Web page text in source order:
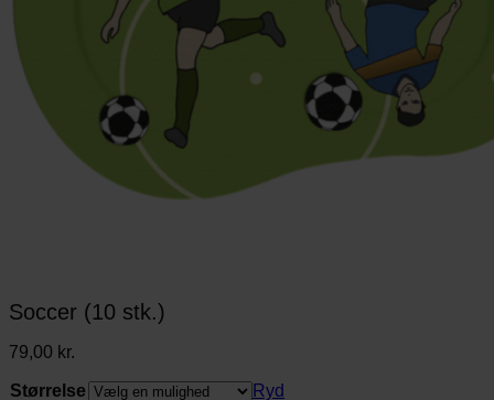
Soccer (10 stk.)
79,00 kr.
Størrelse Ryd